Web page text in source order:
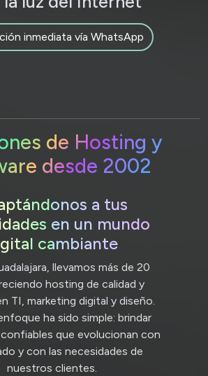
inmediata vía WhatsApp
de Hosting y
desde 2002
a tus
en un mundo
cambiante
llevamos más de 20
hosting de calidad y
TI, marketing digital y diseño.
ha sido simple: brindar
que evolucionan con
y con las necesidades de
nuestros clientes.